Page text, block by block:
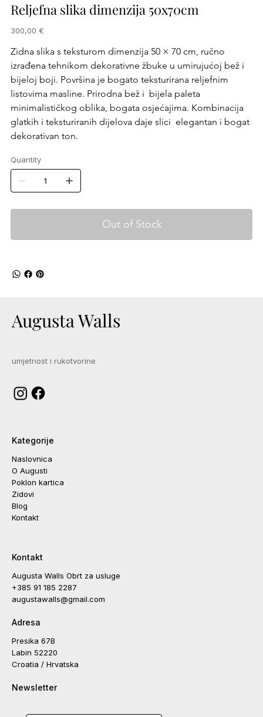
Reljefna slika dimenzija 50x70cm
Price
300,00 €
Zidna slika s teksturom dimenzija 50 × 70 cm, ručno
izrađena tehnikom dekorativne žbuke u umirujućoj bež i
bijeloj boji. Površina je bogato teksturirana reljefnim
listovima masline. Prirodna bež i  bijela paleta
minimalističkog oblika, bogata osjećajima. Kombinacija
glatkih i teksturiranih dijelova daje slici  elegantan i bogat
dekorativan ton.
Quantity
Out of Stock
Augusta Walls
umjetnost i rukotvorine
Kategorije
Naslovnica
O Augusti
Poklon kartica
Zidovi
Blog
Kontakt
Kontakt
Augusta Walls Obrt za usluge
+385 91 185 2287
augustawalls@gmail.com
Adresa
Presika 67B
Labin 52220
Croatia / Hrvatska
Newsletter